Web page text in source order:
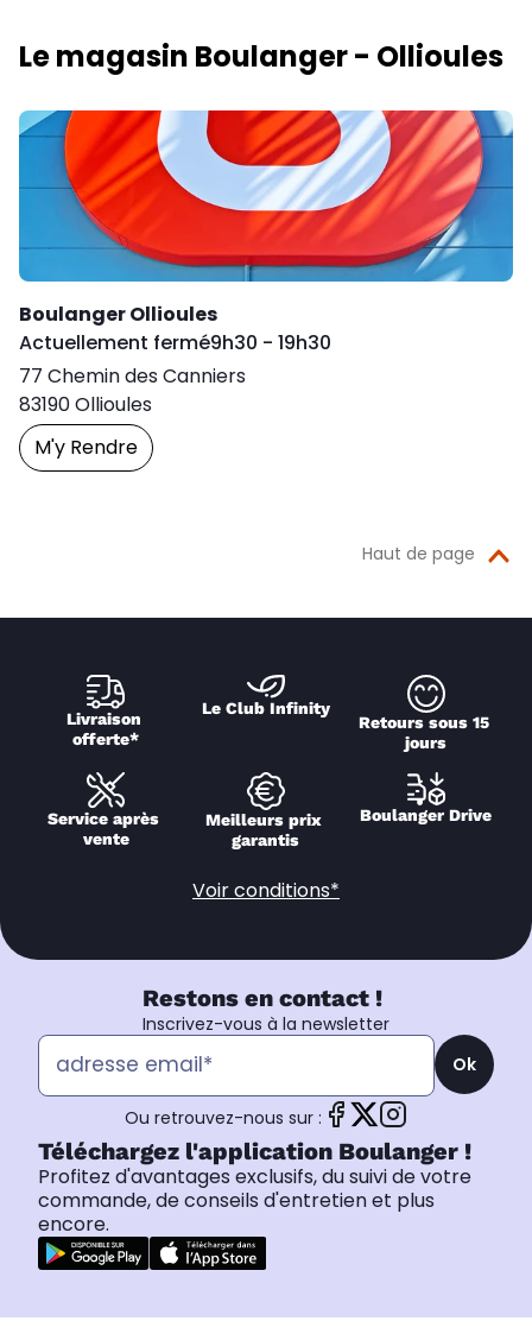
Le magasin Boulanger - Ollioules
Boulanger Ollioules
Actuellement ferméDay of the Week
9h30 - 19h30
77 Chemin des Canniers
83190Ollioules
M'y RendrePrendre Un Rendez-Vous
Haut de page
Livraison
offerte*
Le Club Infinity
Retours sous 15
jours
Service après
vente
Meilleurs prix
garantis
Boulanger Drive
Voir conditions*
Restons en contact !
Inscrivez-vous à la newsletter
Ok
Ou retrouvez-nous sur :
Téléchargez l'application Boulanger !
Profitez d'avantages exclusifs, du suivi de votre
commande, de conseils d'entretien et plus
encore.